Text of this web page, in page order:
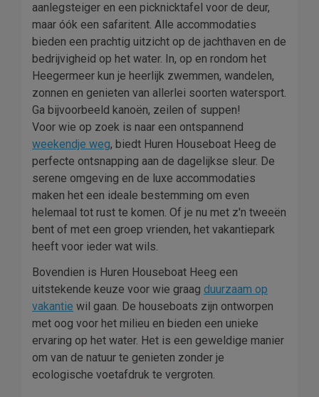
aanlegsteiger en een picknicktafel voor de deur,
maar óók een safaritent. Alle accommodaties
bieden een prachtig uitzicht op de jachthaven en de
bedrijvigheid op het water. In, op en rondom het
Heegermeer kun je heerlijk zwemmen, wandelen,
zonnen en genieten van allerlei soorten watersport.
Ga bijvoorbeeld kanoën, zeilen of suppen!
Voor wie op zoek is naar een ontspannend
weekendje weg, biedt Huren Houseboat Heeg de
perfecte ontsnapping aan de dagelijkse sleur. De
serene omgeving en de luxe accommodaties
maken het een ideale bestemming om even
helemaal tot rust te komen. Of je nu met z'n tweeën
bent of met een groep vrienden, het vakantiepark
heeft voor ieder wat wils.
Bovendien is Huren Houseboat Heeg een
uitstekende keuze voor wie graag duurzaam op
vakantie wil gaan. De houseboats zijn ontworpen
met oog voor het milieu en bieden een unieke
ervaring op het water. Het is een geweldige manier
om van de natuur te genieten zonder je
ecologische voetafdruk te vergroten.